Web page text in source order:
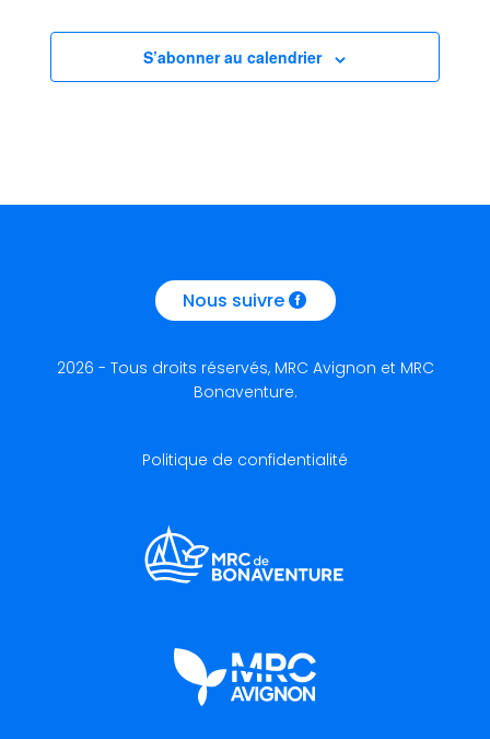
S’abonner au calendrier
Nous suivre
2026 - Tous droits réservés, MRC Avignon et MRC
Bonaventure.
Politique de confidentialité